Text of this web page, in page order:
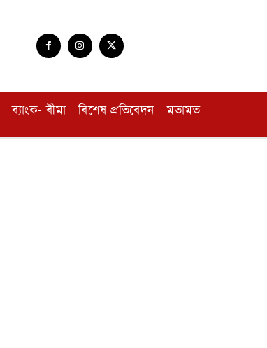
ব্যাংক- বীমা বিশেষ প্রতিবেদন মতামত